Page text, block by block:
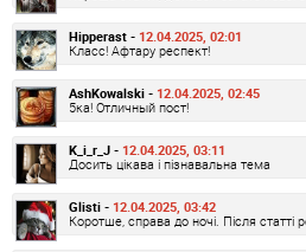
Hipperast - 12.04.2025, 02:01
Класс! Афтару респект!
AshKowalski - 12.04.2025, 02:45
5ка! Отличный пост!
K_i_r_J - 12.04.2025, 03:11
Досить цікава і пізнавальна тема
Glisti - 12.04.2025, 03:42
Коротше, справа до ночі. Після